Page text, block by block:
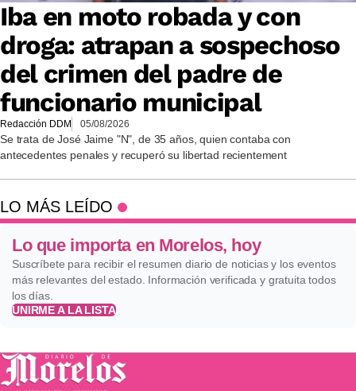
Iba en moto robada y con
droga: atrapan a sospechoso
del crimen del padre de
funcionario municipal
Redacción DDM 05/08/2026
Se trata de José Jaime "N", de 35 años, quien contaba con
antecedentes penales y recuperó su libertad recientement
LO MÁS LEÍDO
Lo que importa en Morelos, hoy
Suscríbete para recibir el resumen diario de noticias y los eventos
más relevantes del estado. Información verificada y gratuita todos
los días.
UNIRME A LA LISTA